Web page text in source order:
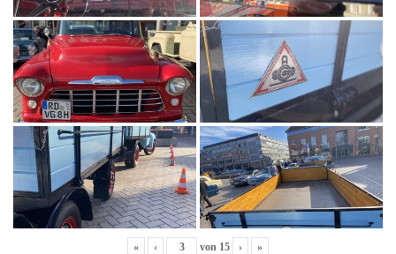
« ‹ von 15 › »